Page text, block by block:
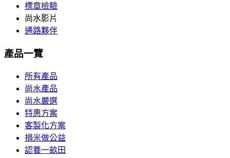
標章檢驗
尚水影片
通路夥伴
產品一覽
所有產品
尚水產品
尚水嚴選
特惠方案
客製化方案
捐米做公益
認養一畝田